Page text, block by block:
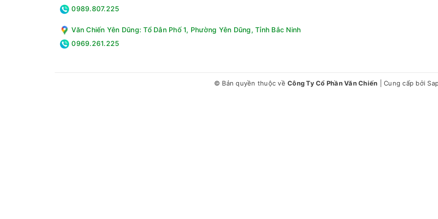
0989.807.225
Văn Chiến Yên Dũng: Tổ Dân Phố 1, Phường Yên Dũng, Tỉnh Bắc Ninh
0969.261.225
© Bản quyền thuộc về Công Ty Cổ Phần Văn Chiến Cung cấp bởi